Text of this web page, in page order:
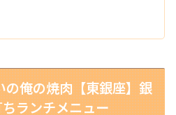
俺の焼肉【東銀座】銀
ランチメニュー